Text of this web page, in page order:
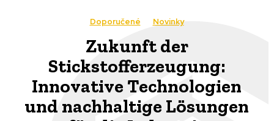
Doporučené Novinky
Zukunft der
Stickstofferzeugung:
Innovative Technologien
und nachhaltige Lösungen